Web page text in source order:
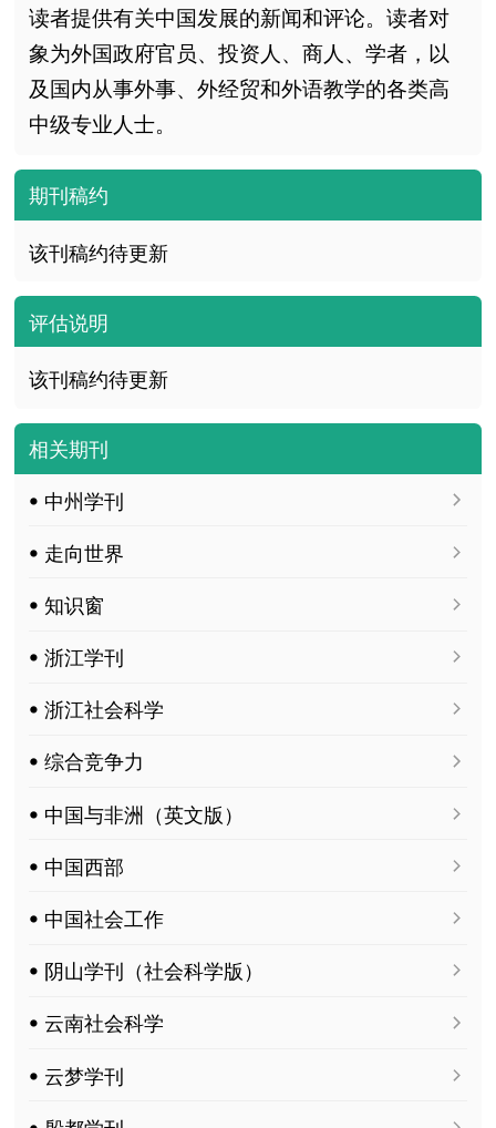
读者提供有关中国发展的新闻和评论。读者对
象为外国政府官员、投资人、商人、学者，以
及国内从事外事、外经贸和外语教学的各类高
中级专业人士。
期刊稿约
该刊稿约待更新
评估说明
该刊稿约待更新
相关期刊
ꔷ 中州学刊
ꔷ 走向世界
ꔷ 知识窗
ꔷ 浙江学刊
ꔷ 浙江社会科学
ꔷ 综合竞争力
ꔷ 中国与非洲（英文版）
ꔷ 中国西部
ꔷ 中国社会工作
ꔷ 阴山学刊（社会科学版）
ꔷ 云南社会科学
ꔷ 云梦学刊